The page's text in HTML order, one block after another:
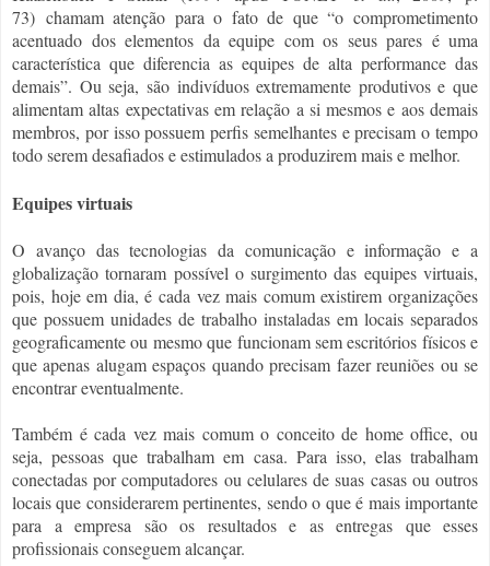
73) chamam atenção para o fato de que “o comprometimento
acentuado dos elementos da equipe com os seus pares é uma
característica que diferencia as equipes de alta performance das
demais”. Ou seja, são indivíduos extremamente produtivos e que
alimentam altas expectativas em relação a si mesmos e aos demais
membros, por isso possuem perfis semelhantes e precisam o tempo
todo serem desafiados e estimulados a produzirem mais e melhor.
Equipes virtuais
O avanço das tecnologias da comunicação e informação e a
globalização tornaram possível o surgimento das equipes virtuais,
pois, hoje em dia, é cada vez mais comum existirem organizações
que possuem unidades de trabalho instaladas em locais separados
geograficamente ou mesmo que funcionam sem escritórios físicos e
que apenas alugam espaços quando precisam fazer reuniões ou se
encontrar eventualmente.
Também é cada vez mais comum o conceito de home office, ou
seja, pessoas que trabalham em casa. Para isso, elas trabalham
conectadas por computadores ou celulares de suas casas ou outros
locais que considerarem pertinentes, sendo o que é mais importante
para a empresa são os resultados e as entregas que esses
profissionais conseguem alcançar.